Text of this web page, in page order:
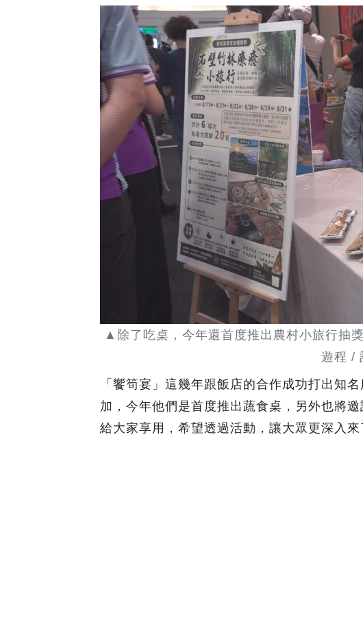
▲除了吃桌，今年還首度推出農村小旅行抽
遊程 /
「饗筍宴」這幾年跟飯店的合作成功打出知
加，今年他們是首度推出蔬食桌，另外也將
給大家享用，希望透過活動，讓大眾更深入